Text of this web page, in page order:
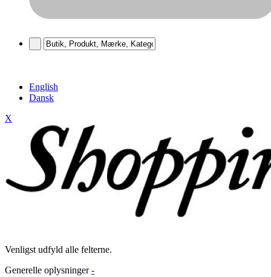
English
Dansk
X
Venligst udfyld alle felterne.
Generelle oplysninger -